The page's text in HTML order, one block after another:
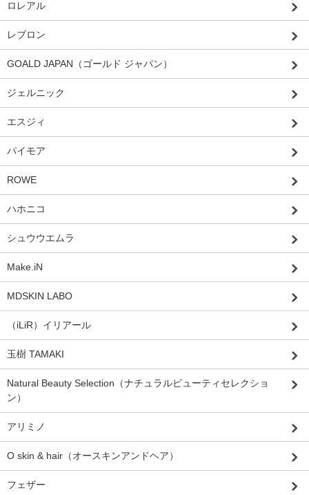
ロレアル
レブロン
GOALD JAPAN（ゴールド ジャパン）
ジェルニック
エスジィ
パイモア
ROWE
ハホニコ
シュウウエムラ
Make.iN
MDSKIN LABO
（iLiR）イリアール
玉樹 TAMAKI
Natural Beauty Selection（ナチュラルビューティセレクショ
ン）
アリミノ
O skin & hair（オースキンアンドヘア）
フェザー